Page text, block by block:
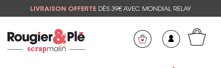
LIVRAISON OFFERTE DÈS 39€ AVEC MONDIAL RELAY